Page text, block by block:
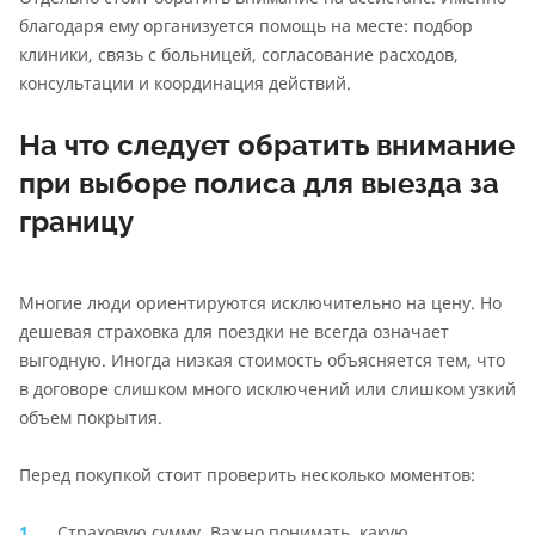
благодаря ему организуется помощь на месте: подбор
клиники, связь с больницей, согласование расходов,
консультации и координация действий.
На что следует обратить внимание
при выборе полиса для выезда за
границу
Многие люди ориентируются исключительно на цену. Но
дешевая страховка для поездки не всегда означает
выгодную. Иногда низкая стоимость объясняется тем, что
в договоре слишком много исключений или слишком узкий
объем покрытия.
Перед покупкой стоит проверить несколько моментов: